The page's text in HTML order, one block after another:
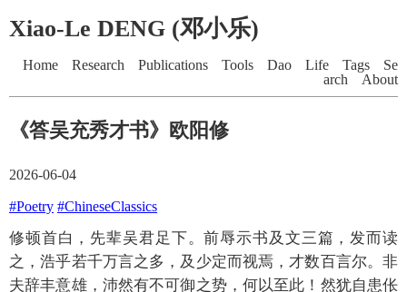
Xiao-Le DENG (邓小乐)
Home Research Publications Tools Dao Life Tags
Se
arch
About
《答吴充秀才书》欧阳修
2026-06-04
#Poetry #ChineseClassics
修顿首白，先辈吴君足下。前辱示书及文三篇，发而读
之，浩乎若千万言之多，及少定而视焉，才数百言尔。非
夫辞丰意雄，沛然有不可御之势，何以至此！然犹自患伥